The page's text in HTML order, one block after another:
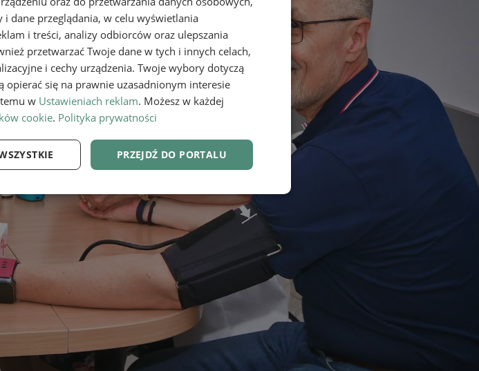
dane przeglądania, w celu wyświetlania
i treści, analizy odbiorców oraz ulepszania
przetwarzać Twoje dane w tych i innych celach,
i cechy urządzenia. Twoje wybory dotyczą
się na prawnie uzasadnionym interesie
w Ustawieniach reklam. Możesz w każdej
cookie. Polityka prywatności
PRZEJDŹ DO PORTALU
Targetowanie Funkcjonalność
funkcji strony internetowej, takich jak logowanie użytkownika i
prawidłowo korzystać ze strony internetowej.
Opis